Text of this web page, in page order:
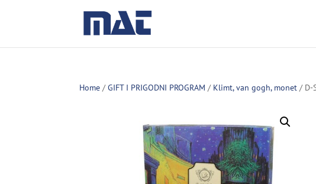
Home /GIFT I PRIGODNI PROGRAM / Klimt, van gogh, monet / D-